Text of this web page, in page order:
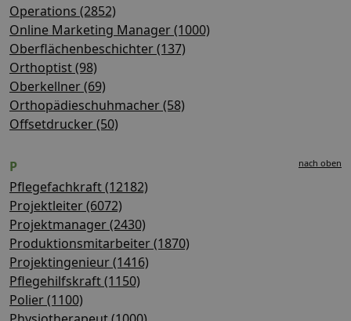
Operations (2852)
Online Marketing Manager (1000)
Oberflächenbeschichter (137)
Orthoptist (98)
Oberkellner (69)
Orthopädieschuhmacher (58)
Offsetdrucker (50)
P nach oben
Pflegefachkraft (12182)
Projektleiter (6072)
Projektmanager (2430)
Produktionsmitarbeiter (1870)
Projektingenieur (1416)
Pflegehilfskraft (1150)
Polier (1100)